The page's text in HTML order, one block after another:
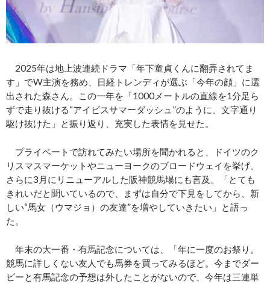
2025年は地上波連続ドラマ「年下童貞くんに翻弄されてま
す」でW主演を務め、日経トレンディが選ぶ「今年の顔」に選
出された森さん。この一年を「1000メートルの直線を1分足ら
ずで走り抜ける“アイビスサマーダッシュ”のように、文字通り
駆け抜けた」と振り返り、充実した表情を見せた。
プライベートで訪れてみたい場所を聞かれると、ドイツのク
リスマスマーケットやニューヨークのブロードウェイを挙げ、
さらに3月にリニューアルした阪神競馬場にも言及。「とても
きれいだと聞いているので、まずは自分で下見をしてから、新
しい“馬女（ウマジョ）の友達”を増やしていきたい」と語っ
た。
年末の大一番・有馬記念については、「年に一度のお祭り。
競馬に詳しくない友人でも馬券を買ってみるほど。今までダー
ビーと有馬記念の予想は外したことがないので、今年は三連単